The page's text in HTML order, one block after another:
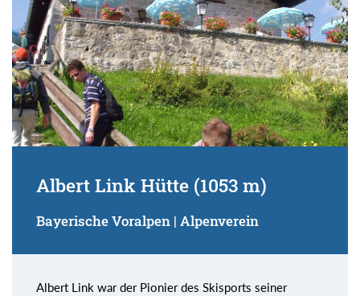
Albert Link Hütte (1053 m)
Bayerische Voralpen | Alpenverein
Albert Link war der Pionier des Skisports seiner